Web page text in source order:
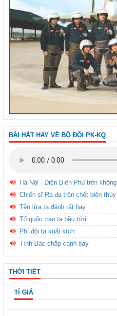
BÀI HÁT HAY VỀ BỘ ĐỘI PK-KQ
Hà Nội - Điện Biên Phủ trên không
Chiến sĩ Ra đa trên chốt biên thùy
Tên lửa ta đánh rất hay
Tổ quốc trao ta bầu trời
Phi đội ta xuất kích
Tình Bác chắp cánh bay
THỜI TIẾT
TỈ GIÁ